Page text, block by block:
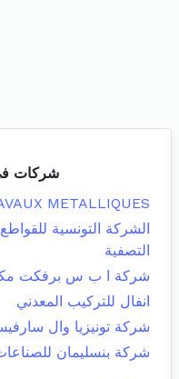
شركات
METALLIQUES
الشركة التونسية
التصفية
شركة ا ب س برفكت
انفال للتركيب المعدني
شركة تونيزيا وال
شركة بنسليمان